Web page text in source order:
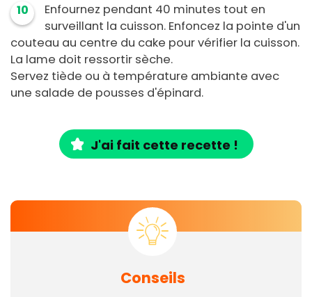
10
Enfournez pendant 40 minutes tout en
surveillant la cuisson. Enfoncez la pointe d'un
couteau au centre du cake pour vérifier la cuisson.
La lame doit ressortir sèche.
Servez tiède ou à température ambiante avec
une salade de pousses d'épinard.
J'ai fait cette recette !
Conseils